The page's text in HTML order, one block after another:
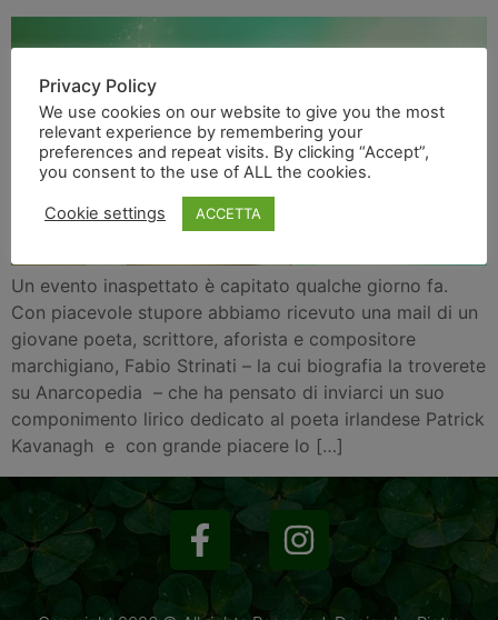
Un evento inaspettato è capitato qualche giorno fa.
Con piacevole stupore abbiamo ricevuto una mail di un
giovane poeta, scrittore, aforista e compositore
marchigiano, Fabio Strinati – la cui biografia la troverete
su Anarcopedia – che ha pensato di inviarci un suo
componimento lirico dedicato al poeta irlandese Patrick
Kavanagh e con grande piacere lo […]
Privacy Policy
We use cookies on our website to give you the most
relevant experience by remembering your
preferences and repeat visits. By clicking “Accept”,
you consent to the use of ALL the cookies.
Cookie settings ACCETTA